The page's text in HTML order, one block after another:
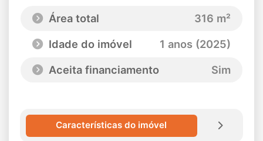
Área total
316 m²
Idade do imóvel
1 anos (2025)
Aceita financiamento
Sim
Características do imóvel